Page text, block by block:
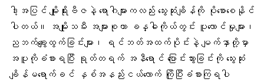
ဒါ့အပြင် မျိုးရိုးဗီဇနဲ့ ရောဂါများကလည်း သွေးဆုံးချိန်ကို ပိုစောစေနိုင်
ပါတယ်။ အမျိုးသမီး အများစုဟာ ခန္ဓါကိုယ်တွင်း ပူလောင်မှုများ၊
ညဘက်ချွေးထွက်ခြင်းများ၊ ရင်ဘတ်အထက်ပိုင်းနဲ့ မျက်နှာတို့မှာ
အပူကိုခံစားရပြီး ရုတ်တရက် အနီရောင် ပြောင်းသွားခြင်းကို သွေးဆုံး
ချိန်မရောက်ခင် နှစ်အနည်းငယ်လောက် ကြိုပြီးခံစားကြရပါ